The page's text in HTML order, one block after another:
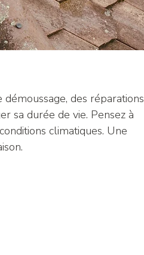
des réparations
sa durée de vie. Pensez à
climatiques. Une